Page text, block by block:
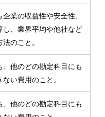
業の収益性や安全性、
し、業界平均や他社など
のこと。
、他のどの勘定科目にも
い費用のこと。
、他のどの勘定科目にも